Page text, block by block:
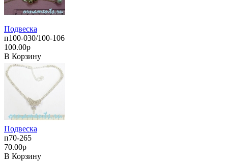
Подвеска
п100-030/100-106
100.00р
В Корзину
Подвеска
п70-265
70.00р
В Корзину